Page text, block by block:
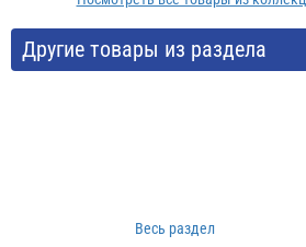
Другие товары из раздела
Весь раздел